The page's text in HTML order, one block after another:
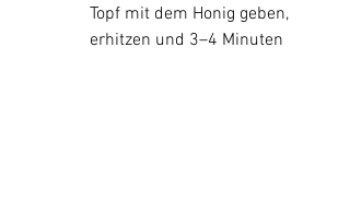
Topf mit dem Honig geben,
erhitzen und 3–4 Minuten